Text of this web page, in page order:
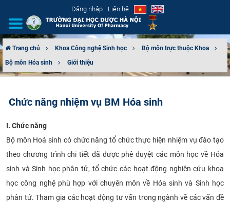
Đăng nhập Liên hệ
GIỚI THIỆU
ĐÀO TẠO
ĐẢM BẢO CHẤT LƯỢNG
KHOA HỌC CÔNG NGHỆ
Trang chủ Khoa Công nghệ Sinh học
Bộ môn trực thuộc Khoa
Bộ môn Hóa sinh
Giới thiệu
Chức năng nhiệm vụ BM Hóa sinh
I. Chức năng
Bộ môn Hoá sinh có chức năng tổ chức thực hiện nhiệm vụ đào tạo
theo chương trình chi tiết đã được phê duyệt các môn học về Hóa
sinh và Sinh học phân tử, tổ chức các hoạt động nghiên cứu khoa
học công nghệ phù hợp với chuyên môn về Hóa sinh và Sinh học
phân tử. Tham gia các hoạt động tư vấn trong ngành về các vấn đề